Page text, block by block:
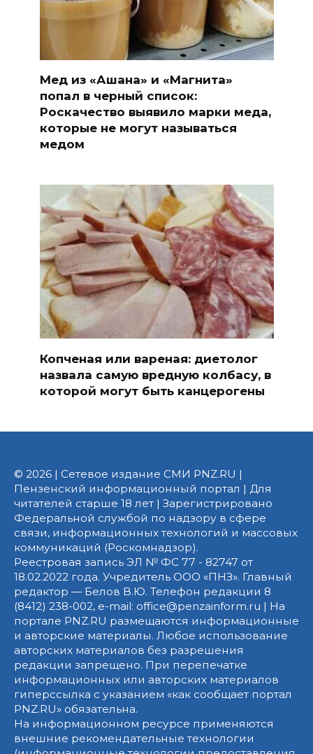
Мед из «Ашана» и «Магнита»
попал в черный список:
Роскачество выявило марки меда,
которые не могут называться
медом
Копченая или вареная: диетолог
назвала самую вредную колбасу, в
которой могут быть канцерогены
© 2026 | Сетевое издание СМИ PNZ.RU |
Пензенский информационный портал | Для
читателей старше 18 лет | Зарегистрировано
Федеральной службой по надзору в сфере
связи, информационных технологий и массовых
коммуникаций (Роскомнадзор).
Реестровая запись ЭЛ № ФС 77 - 82747 от
18.02.2022 года. Учредитель ООО «ПНЗ». Главный
редактор — Белов В.Ю. Телефон редакции 8
(8412) 238-002, e-mail: office@penzainform.ru | На
портале PNZ.RU размещаются информационные
и авторские материалы. Любое использование
авторских материалов без разрешения
редакции запрещено. При перепечатке
информационных или авторских материалов
гиперссылка с указанием «как сообщает портал
PNZ.RU» обязательна.
На информационном ресурсе применяются
внешние рекомендательные технологии